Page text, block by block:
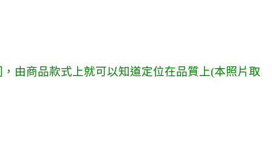
由商品款式上就可以知道定位在品質上(本照片取